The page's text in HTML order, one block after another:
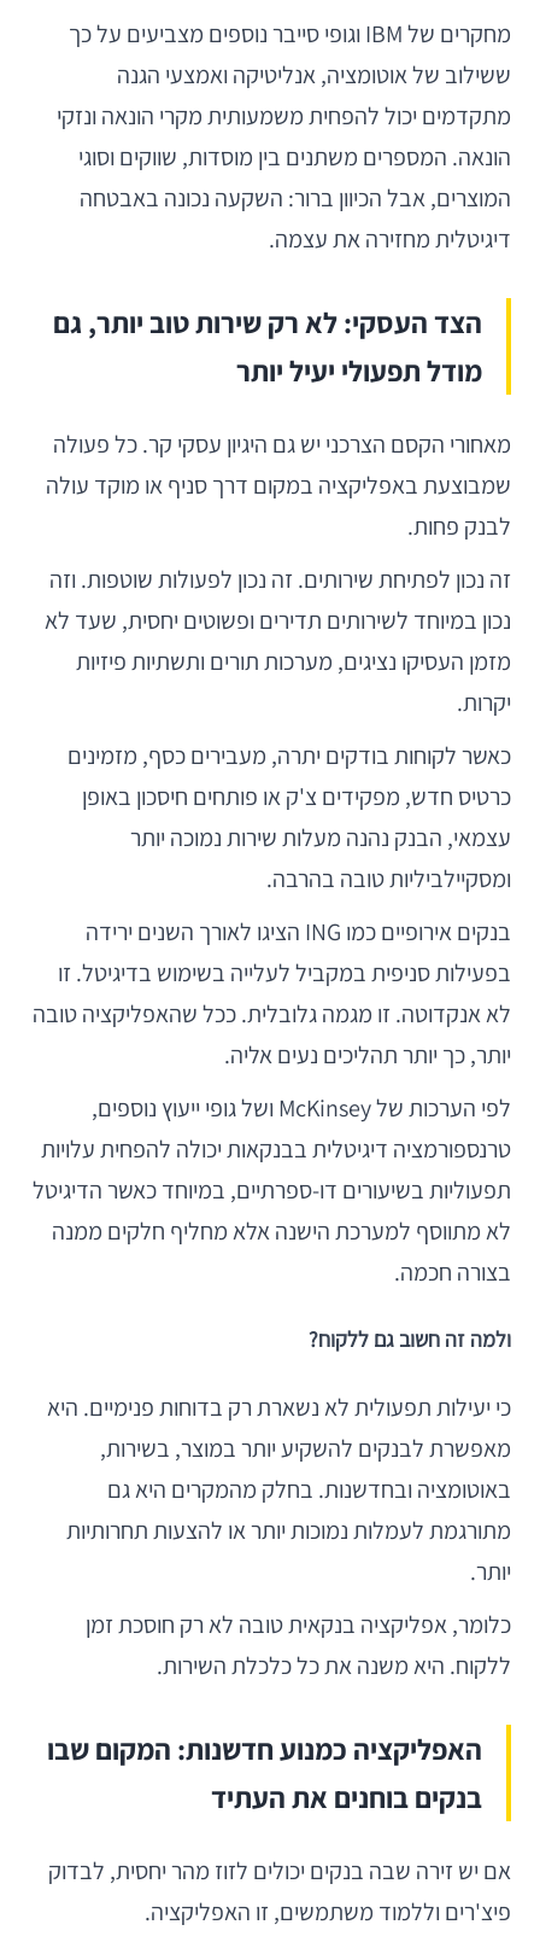
מחקרים של IBM וגופי סייבר נוספים מצביעים על כך
ששילוב של אוטומציה, אנליטיקה ואמצעי הגנה
מתקדמים יכול להפחית משמעותית מקרי הונאה ונזקי
הונאה. המספרים משתנים בין מוסדות, שווקים וסוגי
המוצרים, אבל הכיוון ברור: השקעה נכונה באבטחה
דיגיטלית מחזירה את עצמה.
הצד העסקי: לא רק שירות טוב יותר, גם
מודל תפעולי יעיל יותר
מאחורי הקסם הצרכני יש גם היגיון עסקי קר. כל פעולה
שמבוצעת באפליקציה במקום דרך סניף או מוקד עולה
לבנק פחות.
זה נכון לפתיחת שירותים. זה נכון לפעולות שוטפות. וזה
נכון במיוחד לשירותים תדירים ופשוטים יחסית, שעד לא
מזמן העסיקו נציגים, מערכות תורים ותשתיות פיזיות
יקרות.
כאשר לקוחות בודקים יתרה, מעבירים כסף, מזמינים
כרטיס חדש, מפקידים צ'ק או פותחים חיסכון באופן
עצמאי, הבנק נהנה מעלות שירות נמוכה יותר
ומסקיילביליות טובה בהרבה.
בנקים אירופיים כמו ING הציגו לאורך השנים ירידה
בפעילות סניפית במקביל לעלייה בשימוש בדיגיטל. זו
לא אנקדוטה. זו מגמה גלובלית. ככל שהאפליקציה טובה
יותר, כך יותר תהליכים נעים אליה.
לפי הערכות של McKinsey ושל גופי ייעוץ נוספים,
טרנספורמציה דיגיטלית בבנקאות יכולה להפחית עלויות
תפעוליות בשיעורים דו-ספרתיים, במיוחד כאשר הדיגיטל
לא מתווסף למערכת הישנה אלא מחליף חלקים ממנה
בצורה חכמה.
ולמה זה חשוב גם ללקוח?
כי יעילות תפעולית לא נשארת רק בדוחות פנימיים. היא
מאפשרת לבנקים להשקיע יותר במוצר, בשירות,
באוטומציה ובחדשנות. בחלק מהמקרים היא גם
מתורגמת לעמלות נמוכות יותר או להצעות תחרותיות
יותר.
כלומר, אפליקציה בנקאית טובה לא רק חוסכת זמן
ללקוח. היא משנה את כל כלכלת השירות.
האפליקציה כמנוע חדשנות: המקום שבו
בנקים בוחנים את העתיד
אם יש זירה שבה בנקים יכולים לזוז מהר יחסית, לבדוק
פיצ'רים וללמוד משתמשים, זו האפליקציה.